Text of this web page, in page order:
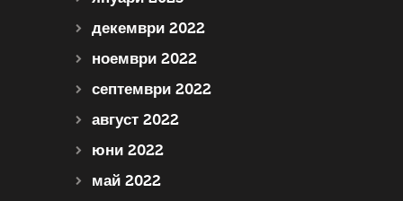
декември 2022
ноември 2022
септември 2022
август 2022
юни 2022
май 2022